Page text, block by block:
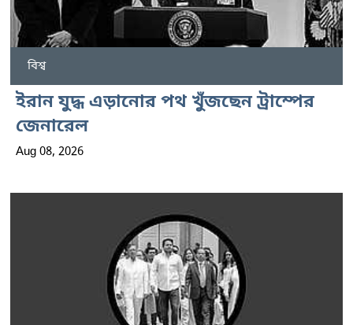
বিশ্ব
ইরান যুদ্ধ এড়ানোর পথ খুঁজছেন ট্রাম্পের
জেনারেল
Aug 08, 2026